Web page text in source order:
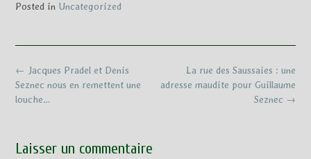
Posted in Uncategorized
Post
navigation
La rue des Saussaies : une
adresse maudite pour Guillaume
Seznec →
← Jacques Pradel et Denis
Seznec nous en remettent une
louche…
Laisser un commentaire